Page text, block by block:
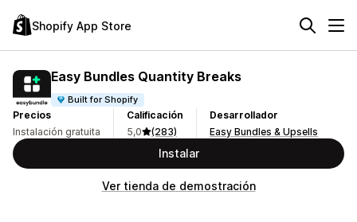
Shopify App Store
Easy Bundles Quantity Breaks
Built for Shopify
Precios
Instalación gratuita
Calificación
5,0
(283)
Desarrollador
Easy Bundles & Upsells
Instalar
Ver tienda de demostración